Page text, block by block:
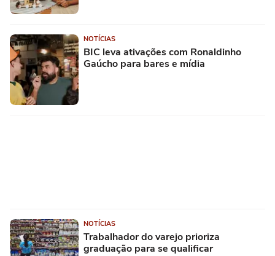
NOTÍCIAS
BIC leva ativações com Ronaldinho
Gaúcho para bares e mídia
NOTÍCIAS
Trabalhador do varejo prioriza
graduação para se qualificar